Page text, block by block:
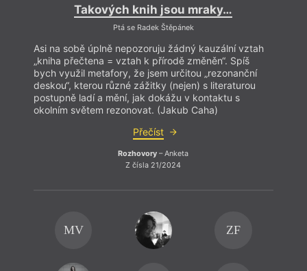
Takových knih jsou mraky…
Ptá se Radek Štěpánek
Asi na sobě úplně nepozoruju žádný kauzální vztah
„kniha přečtena = vztah k přírodě změněn“. Spíš
bych využil metafory, že jsem určitou „rezonanční
deskou“, kterou různé zážitky (nejen) s literaturou
postupně ladí a mění, jak dokážu v kontaktu s
okolním světem rezonovat. (Jakub Caha)
Přečíst
Rozhovory – Anketa
Z čísla 21/2024
MV ZF